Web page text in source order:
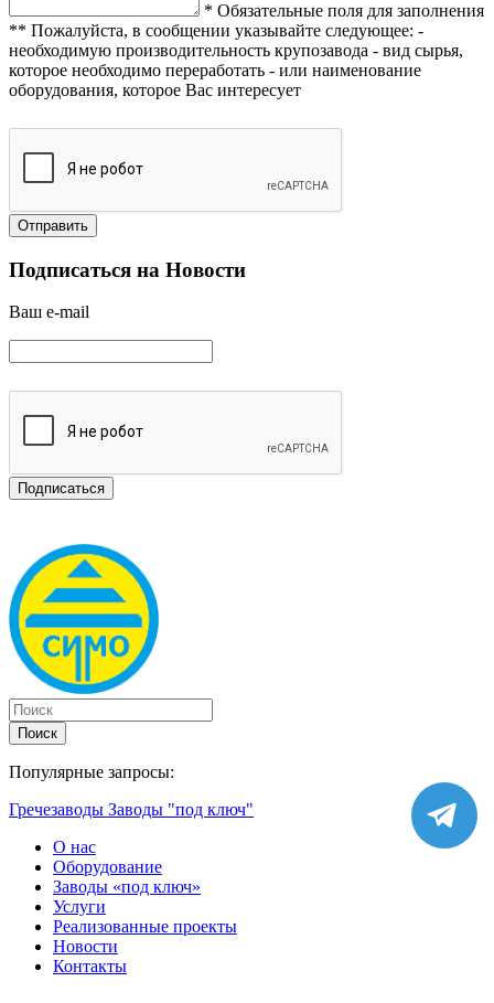
* Обязательные поля для заполнения
** Пожалуйста, в сообщении указывайте следующее: -
необходимую производительность крупозавода - вид сырья,
которое необходимо переработать - или наименование
оборудования, которое Вас интересует
Подписаться на Новости
Ваш e-mail
Поиск
Популярные запросы:
Гречезаводы Заводы "под ключ"
О нас
Оборудование
Заводы «под ключ»
Услуги
Реализованные проекты
Новости
Контакты